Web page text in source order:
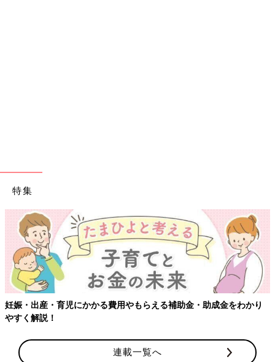
特集
妊娠・出産・育児にかかる費用やもらえる補助金・助成金をわかり
やすく解説！
連載一覧へ